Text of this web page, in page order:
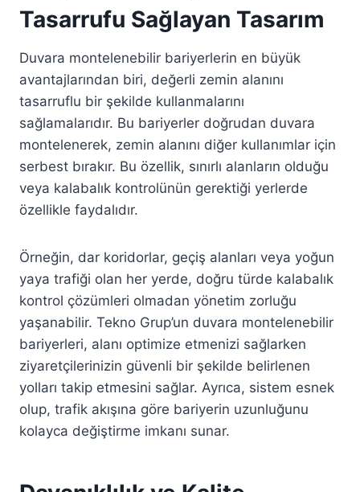
Tasarrufu Sağlayan Tasarım
Duvara montelenebilir bariyerlerin en büyük
avantajlarından biri, değerli zemin alanını
tasarruflu bir şekilde kullanmalarını
sağlamalarıdır. Bu bariyerler doğrudan duvara
montelenerek, zemin alanını diğer kullanımlar için
serbest bırakır. Bu özellik, sınırlı alanların olduğu
veya kalabalık kontrolünün gerektiği yerlerde
özellikle faydalıdır.
Örneğin, dar koridorlar, geçiş alanları veya yoğun
yaya trafiği olan her yerde, doğru türde kalabalık
kontrol çözümleri olmadan yönetim zorluğu
yaşanabilir. Tekno Grup’un duvara montelenebilir
bariyerleri, alanı optimize etmenizi sağlarken
ziyaretçilerinizin güvenli bir şekilde belirlenen
yolları takip etmesini sağlar. Ayrıca, sistem esnek
olup, trafik akışına göre bariyerin uzunluğunu
kolayca değiştirme imkanı sunar.